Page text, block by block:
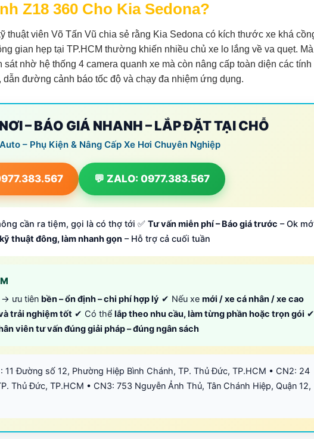
Z18 360 Cho Kia Sedona?
thuật viên Võ Tấn Vũ chia sẻ rằng Kia Sedona có kích thước xe khá
gian hẹp tại TP.HCM thường khiến nhiều chủ xe lo lắng về va quẹt.
nhờ hệ thống 4 camera quanh xe mà còn nâng cấp toàn diện các tính
đường cảnh báo tốc độ và chạy đa nhiệm ứng dụng.
– BÁO GIÁ NHANH – LẮP ĐẶT TẠI CHỖ
– Phụ Kiện & Nâng Cấp Xe Hơi Chuyên Nghiệp
💬 ZALO: 0977.383.567
cần ra tiệm, gọi là có thợ tới ✅ Tư vấn miễn phí – Báo giá trước – Ok
thuật đông, làm nhanh gọn – Hỗ trợ cả cuối tuần
→ ưu tiên bền – ổn định – chi phí hợp lý ✔ Nếu xe mới / xe cá nhân / xe cao
trải nghiệm tốt ✔ Có thể lắp theo nhu cầu, làm từng phần hoặc trọn gói ✔
viên tư vấn đúng giải pháp – đúng ngân sách
11 Đường số 12, Phường Hiệp Bình Chánh, TP. Thủ Đức, TP.HCM • CN2: 24
Thủ Đức, TP.HCM • CN3: 753 Nguyễn Ảnh Thủ, Tân Chánh Hiệp, Quận 12,